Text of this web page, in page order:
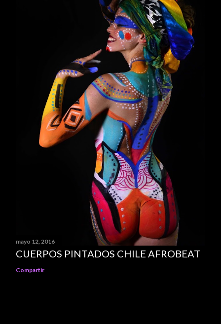
mayo 12, 2016
CUERPOS PINTADOS CHILE AFROBEAT
Compartir